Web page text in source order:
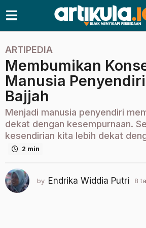
8
t
a
h
u
n
a
g
t
a
ARTIPEDIA
Membumikan
Manusia
Bajjah
Menjadi manusia penyendiri
dekat dengan kesempurnaan.
kesendirian kita lebih dekat
2 min
by Endrika Widdia Putri 8